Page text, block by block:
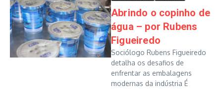
Abrindo o copinho de
água – por Rubens
Figueiredo
Sociólogo Rubens Figueiredo
detalha os desafios de
enfrentar as embalagens
modernas da indústria É